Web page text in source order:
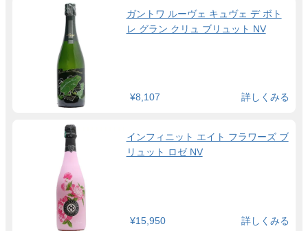
ガントワ ルーヴェ キュヴェ デ ボト
レ グラン クリュ ブリュット NV
¥8,107 詳しくみる
インフィニット エイト フラワーズ ブ
リュット ロゼ NV
¥15,950 詳しくみる